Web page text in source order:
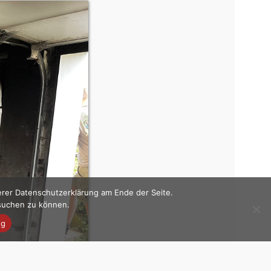
Datenschutzerklärung am Ende der Seite.
zu können.